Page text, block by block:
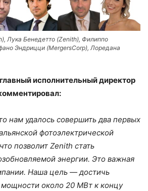
Лука Бенедетто (Zenith), Филиппо
Эндрицци (MergersCorp), Лоредана
исполнительный директор
нам удалось совершить два первых
фотоэлектрической
позволит Zenith стать
энергии. Это важная
Наша цель — достичь
мощности около 20 МВт к концу